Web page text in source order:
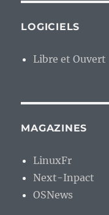
LOGICIELS
Libre et Ouvert
MAGAZINES
LinuxFr
Next-Inpact
OSNews